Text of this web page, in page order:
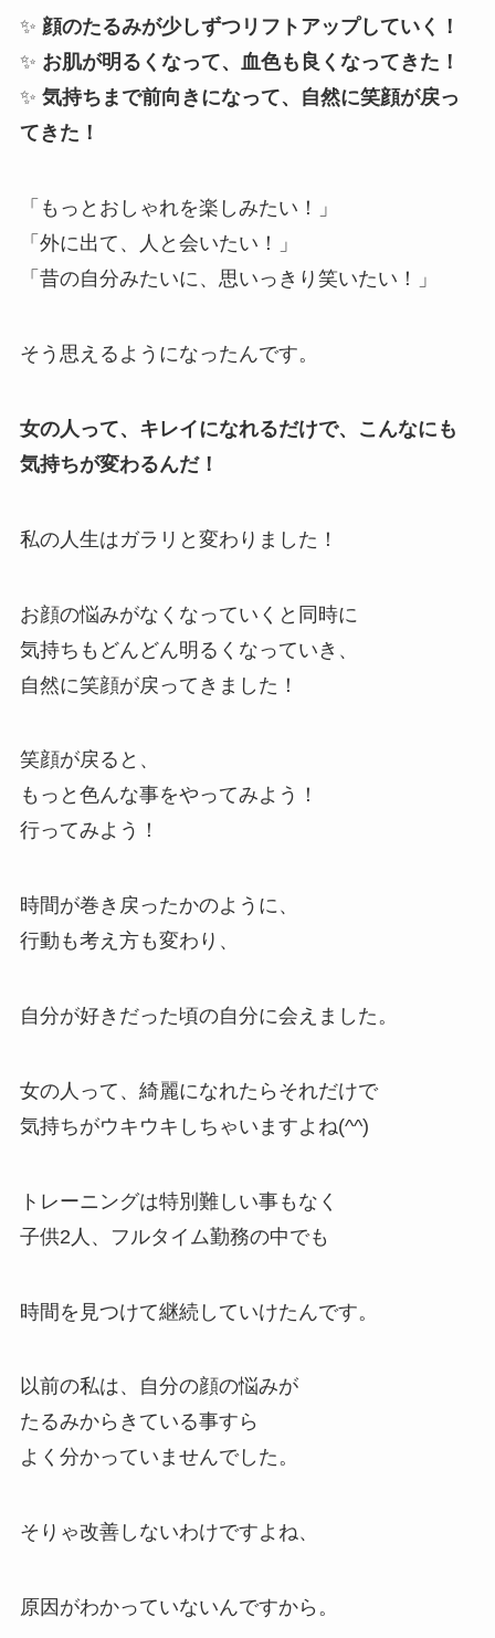
✨ 顔のたるみが少しずつリフトアップしていく！
✨ お肌が明るくなって、血色も良くなってきた！
✨ 気持ちまで前向きになって、自然に笑顔が戻っ
てきた！
「もっとおしゃれを楽しみたい！」
「外に出て、人と会いたい！」
「昔の自分みたいに、思いっきり笑いたい！」
そう思えるようになったんです。
女の人って、キレイになれるだけで、こんなにも
気持ちが変わるんだ！
私の人生はガラリと変わりました！
お顔の悩みがなくなっていくと同時に
気持ちもどんどん明るくなっていき、
自然に笑顔が戻ってきました！
笑顔が戻ると、
もっと色んな事をやってみよう！
行ってみよう！
時間が巻き戻ったかのように、
行動も考え方も変わり、
自分が好きだった頃の自分に会えました。
女の人って、綺麗になれたらそれだけで
気持ちがウキウキしちゃいますよね(^^)
トレーニングは特別難しい事もなく
子供2人、フルタイム勤務の中でも
時間を見つけて継続していけたんです。
以前の私は、自分の顔の悩みが
たるみからきている事すら
よく分かっていませんでした。
そりゃ改善しないわけですよね、
原因がわかっていないんですから。